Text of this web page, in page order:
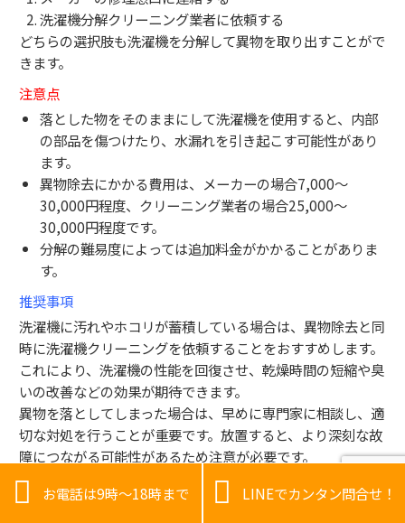
洗濯機分解クリーニング業者に依頼する
どちらの選択肢も洗濯機を分解して異物を取り出すことがで
きます。
注意点
落とした物をそのままにして洗濯機を使用すると、内部
の部品を傷つけたり、水漏れを引き起こす可能性があり
ます。
異物除去にかかる費用は、メーカーの場合7,000〜
30,000円程度、クリーニング業者の場合25,000〜
30,000円程度です。
分解の難易度によっては追加料金がかかることがありま
す。
推奨事項
洗濯機に汚れやホコリが蓄積している場合は、異物除去と同
時に洗濯機クリーニングを依頼することをおすすめします。
これにより、洗濯機の性能を回復させ、乾燥時間の短縮や臭
いの改善などの効果が期待できます。
異物を落としてしまった場合は、早めに専門家に相談し、適
切な対処を行うことが重要です。放置すると、より深刻な故
障につながる可能性があるため注意が必要です。
 お電話は9時～18時まで  LINEでカンタン問合せ！